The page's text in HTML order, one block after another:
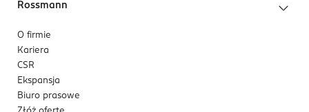
Rossmann
O firmie
Kariera
CSR
Ekspansja
Biuro prasowe